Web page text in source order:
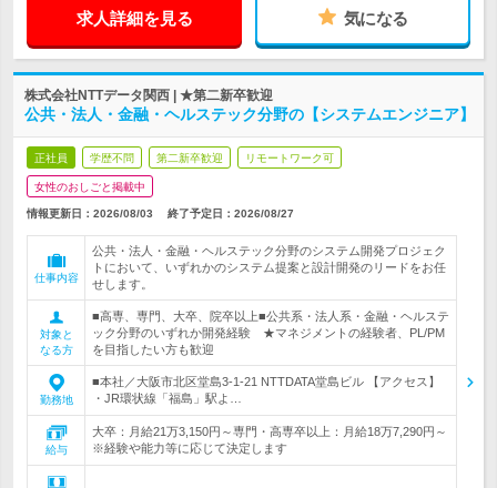
求人詳細を見る 気になる
株式会社NTTデータ関西 | ★第二新卒歓迎
公共・法人・金融・ヘルステック分野の【システムエンジニア】
正社員 学歴不問 第二新卒歓迎 リモートワーク可
女性のおしごと掲載中
情報更新日：2026/08/03 終了予定日： 2026/08/27
仕事内容
公共・法人・金融・ヘルステック分野のシステム開発プロジェク
トにおいて、いずれかのシステム提案と設計開発のリードをお任
せします。
対象と
なる方
■高専、専門、大卒、院卒以上■公共系・法人系・金融・ヘルステ
ック分野のいずれか開発経験 ★マネジメントの経験者、PL/PM
を目指したい方も歓迎
勤務地
■本社／大阪市北区堂島3-1-21 NTTDATA堂島ビル 【アクセス】
・JR環状線「福島」駅よ…
給与
大卒：月給21万3,150円～専門・高専卒以上：月給18万7,290円～
※経験や能力等に応じて決定します